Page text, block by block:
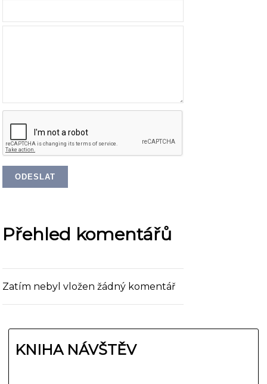
Přehled komentářů
Zatím nebyl vložen žádný komentář
KNIHA NÁVŠTĚV